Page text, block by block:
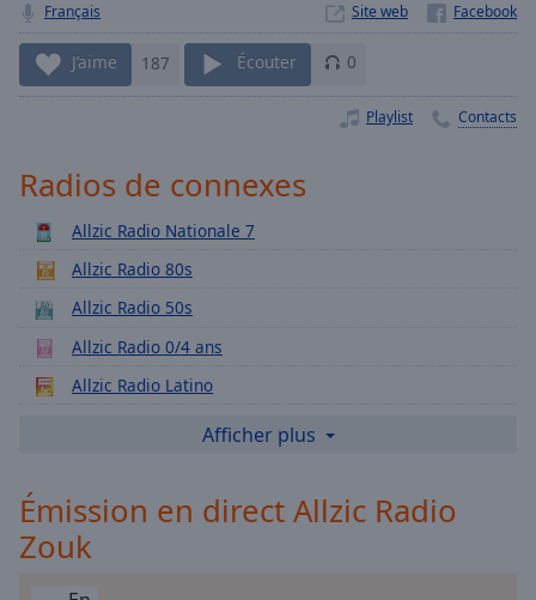
1x
Playback
Rate
Chapters
Descriptions
descriptions
selected
settings
dialog
Français Site web
J’aime 187 Écouter 0
Playlist Contacts
Radios de connexes
Allzic Radio Nationale 7
Allzic Radio 80s
Allzic Radio 50s
Allzic Radio 0/4 ans
Allzic Radio Latino
Allzic Radio Jazz Lounge
Allzic Radio Route 66
Afficher plus
Émission en direct Allzic Radio
Zouk